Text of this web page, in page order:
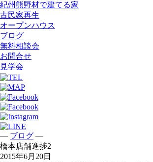
紀州熊野材で建てる家
古民家再生
オープンハウス
ブログ
無料相談会
お問合せ
見学会
— ブログ —
橋本店舗進捗2
2015年6月20日